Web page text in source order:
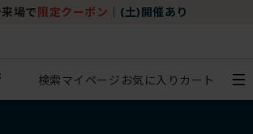
場で 限定クーポン (土)開催あり
検索マイページ お気に入り カート